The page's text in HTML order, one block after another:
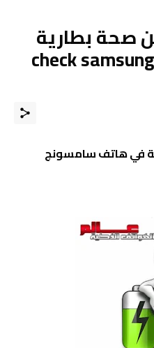
صحة بطارية
هاتف سامسونج check samsung
في هاتف سامسونج